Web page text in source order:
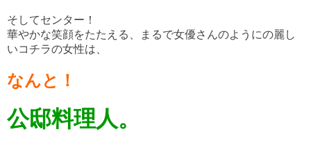
そしてセンター！
華やかな笑顔をたたえる、まるで女優さんのようにの麗し
いコチラの女性は、
なんと！
公邸料理人。